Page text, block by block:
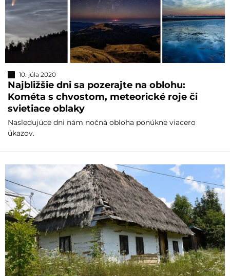
10. júla 2020
Najbližšie dni sa pozerajte na oblohu:
Kométa s chvostom, meteorické roje či
svietiace oblaky
Nasledujúce dni nám nočná obloha ponúkne viacero
úkazov.